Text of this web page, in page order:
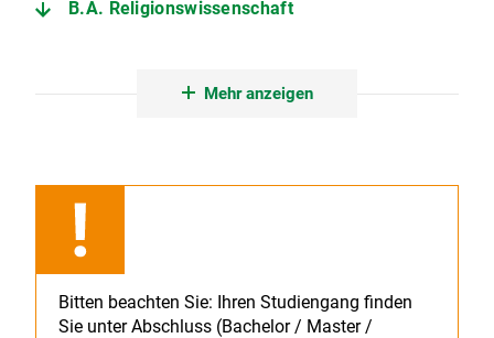
B.A. Religionswissenschaft
B.A. (NF) Vergleichende Kultur- und Religionswissenschaft
M.A. Environment & Society
Zertifikat Environmental Studies
Mehr anzeigen
Bitten beachten Sie: Ihren Studiengang finden
Sie unter Abschluss (Bachelor / Master /